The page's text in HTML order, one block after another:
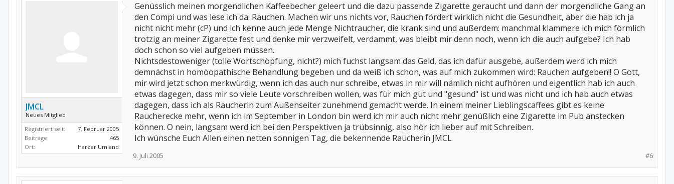
JMCL
Neues Mitglied
Registriert seit:
7. Februar 2005
Beiträge:
465
Ort:
Harzer Umland
Genüsslich meinen morgendlichen Kaffeebecher geleert und die dazu passende Zigarette geraucht und dann der morgendliche Gang an
den Compi und was lese ich da: Rauchen. Machen wir uns nichts vor, Rauchen fördert wirklich nicht die Gesundheit, aber die hab ich ja
nicht nicht mehr (cP) und ich kenne auch jede Menge Nichtraucher, die krank sind und außerdem: manchmal klammere ich mich förmlich
trotzig an meiner Zigarette fest und denke mir verzweifelt, verdammt, was bleibt mir denn noch, wenn ich die auch aufgebe? Ich hab
doch schon so viel aufgeben müssen.
Nichtsdestoweniger (tolle Wortschöpfung, nicht?) mich fuchst langsam das Geld, das ich dafür ausgebe, außerdem werd ich mich
demnächst in homöopathische Behandlung begeben und da weiß ich schon, was auf mich zukommen wird: Rauchen aufgeben!! O Gott,
mir wird jetzt schon merkwürdig, wenn ich das auch nur schreibe, etwas in mir will nämlich nicht aufhören und eigentlich hab ich auch
etwas dagegen, dass mir so viele Leute vorschreiben wollen, was für mich gut und "gesund" ist und was nicht und ich hab auch etwas
dagegen, dass ich als Raucherin zum Außenseiter zunehmend gemacht werde. In einem meiner Lieblingscaffees gibt es keine
Raucherecke mehr, wenn ich im September in London bin werd ich mir auch nicht mehr genüßlich eine Zigarette im Pub anstecken
können. O nein, langsam werd ich bei den Perspektiven ja trübsinnig, also hör ich lieber auf mit Schreiben.
Ich wünsche Euch Allen einen netten sonnigen Tag, die bekennende Raucherin JMCL
#6
9. Juli 2005